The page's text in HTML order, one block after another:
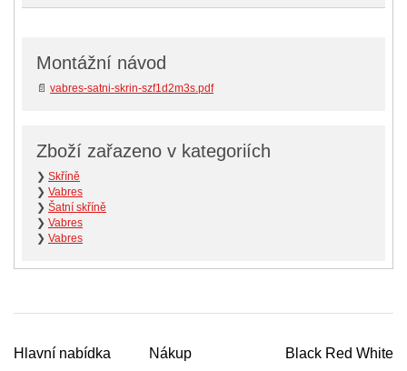
Montážní návod
📄 vabres-satni-skrin-szf1d2m3s.pdf
Zboží zařazeno v kategoriích
❯ Skříně
❯ Vabres
❯ Šatní skříně
❯ Vabres
❯ Vabres
Hlavní nabídka Nákup Black Red White